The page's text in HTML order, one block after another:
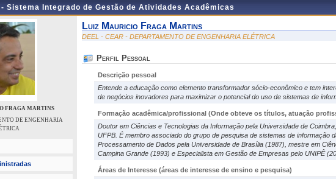
- Sistema Integrado de Gestão de Atividades Acadêmicas
FRAGA MARTINS
DE ENGENHARIA
Luiz Mauricio Fraga Martins
DEEL - CEAR - DEPARTAMENTO DE ENGENHARIA ELÉTRICA
Perfil Pessoal
Descrição pessoal
Entende a educação como elemento transformador sócio-econômico e tem
de negócios inovadores para maximizar o potencial do uso de sistemas de
Formação acadêmica/profissional (Onde obteve os títulos, atuação
Doutor em Ciências e Tecnologias da Informação pela Universidade de
UFPB. É membro associado do grupo de pesquisa de sistemas de informação
Processamento de Dados pela Universidade de Brasília (1987), mestre em
Campina Grande (1993) e Especialista em Gestão de Empresas pelo UNIPÊ
Áreas de Interesse (áreas de interesse de ensino e pesquisa)